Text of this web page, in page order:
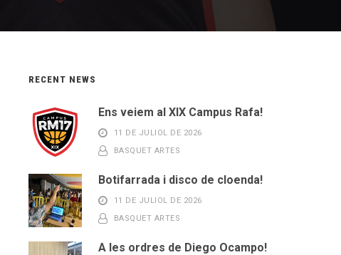
RECENT NEWS
Ens veiem al XIX Campus Rafa!
11 DE JULIOL DE 2026
BASQUET ARTES
Botifarrada i disco de cloenda!
11 DE JULIOL DE 2026
BASQUET ARTES
A les ordres de Diego Ocampo!